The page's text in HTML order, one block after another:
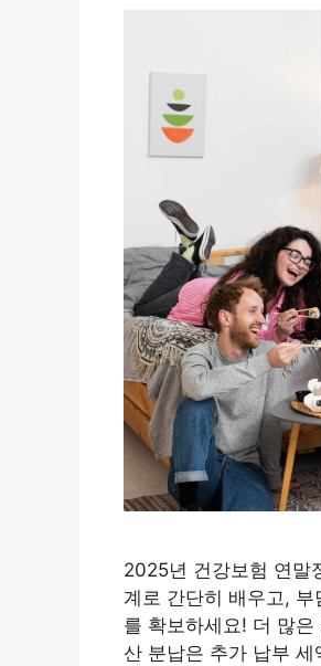
2025년 건강보험 연말
계로 간단히 배우고,
를 확보하세요! 더 많
산 분납은 추가 납부